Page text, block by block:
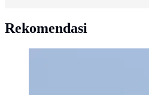
Rekomendasi